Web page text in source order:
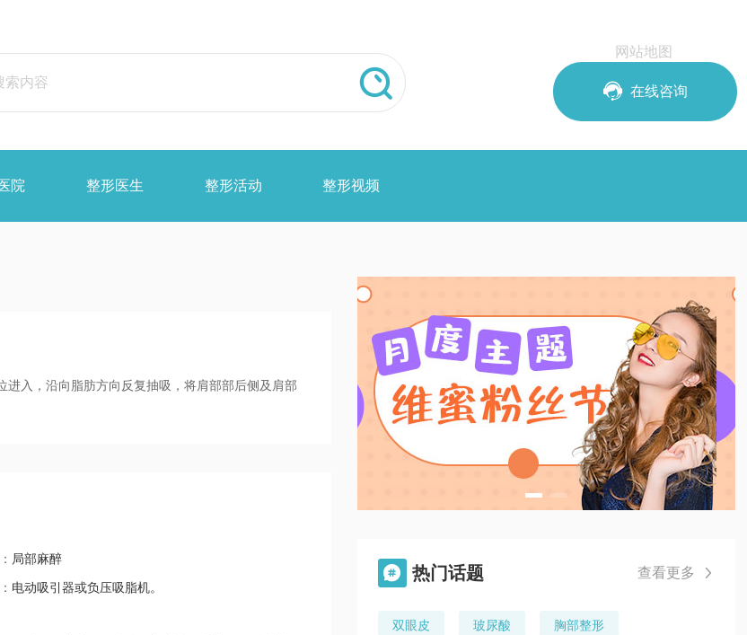

网站地图
 在线咨询
院 整形医生 整形活动 整形视频
入，沿向脂肪方向反复抽吸，将肩部部后侧及肩部
局部麻醉
电动吸引器或负压吸脂机。
 热门话题 查看更多 
双眼皮 玻尿酸 胸部整形